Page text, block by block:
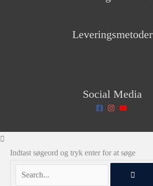
Leveringsmetoder
Social Media
Indtast søgeord og tryk enter for at søge